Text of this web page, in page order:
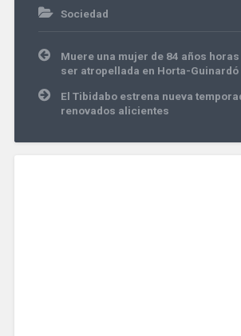
Sociedad
Navegación
de
entradas
Muere una mujer de 84 años
ser atropellada en Horta-Guinardó
El Tibidabo estrena nueva
renovados alicientes